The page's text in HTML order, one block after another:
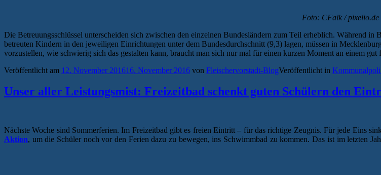
Foto: CFalk / pixelio.de
Die Betreuungsschlüssel unterscheiden sich zwischen den einzelnen Bundesländern zum Teil erheblich. Während
betreuten Kindern in den jeweiligen Einrichtungen unter dem Bundesdurchschnitt (9,3) lagen, müssen in
vorzustellen, wie schwierig sich das gestalten kann, braucht man sich nur mal für einen kurzen Moment an einem
Veröffentlicht am 12. November 201616. November 2016 von Fleischervorstadt-BlogVeröffentlicht in
Unser aller Leistungsmist: Freizeitbad schenkt guten Schülern den
Nächste Woche sind Sommerferien. Im Freizeitbad gibt es freien Eintritt – für das richtige Zeugnis. Für jede Eins
Aktion, um die Schüler noch vor den Ferien dazu zu bewegen, ins Schwimmbad zu kommen. Das ist im letzten